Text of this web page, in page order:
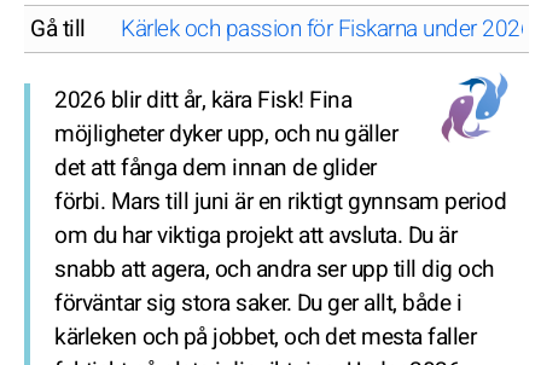
Gå till Kärlek och passion för Fiskarna under
2026 blir ditt år, kära Fisk! Fina
möjligheter dyker upp, och nu gäller
det att fånga dem innan de glider
förbi. Mars till juni är en riktigt gynnsam period
om du har viktiga projekt att avsluta. Du är
snabb att agera, och andra ser upp till dig och
förväntar sig stora saker. Du ger allt, både i
kärleken och på jobbet, och det mesta faller